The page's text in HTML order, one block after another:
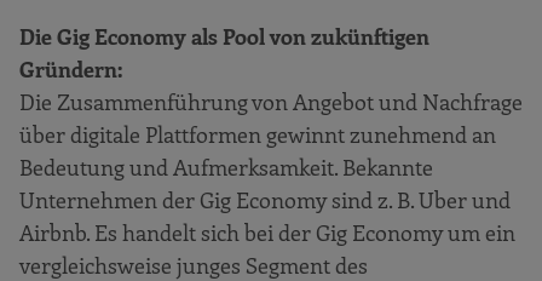
Die Gig Economy als Pool von zukünftigen
Gründern:
Die Zusammenführung von Angebot und Nachfrage
über digitale Plattformen gewinnt zunehmend an
Bedeutung und Aufmerksamkeit. Bekannte
Unternehmen der Gig Economy sind z. B. Uber und
Airbnb. Es handelt sich bei der Gig Economy um ein
vergleichsweise junges Segment des